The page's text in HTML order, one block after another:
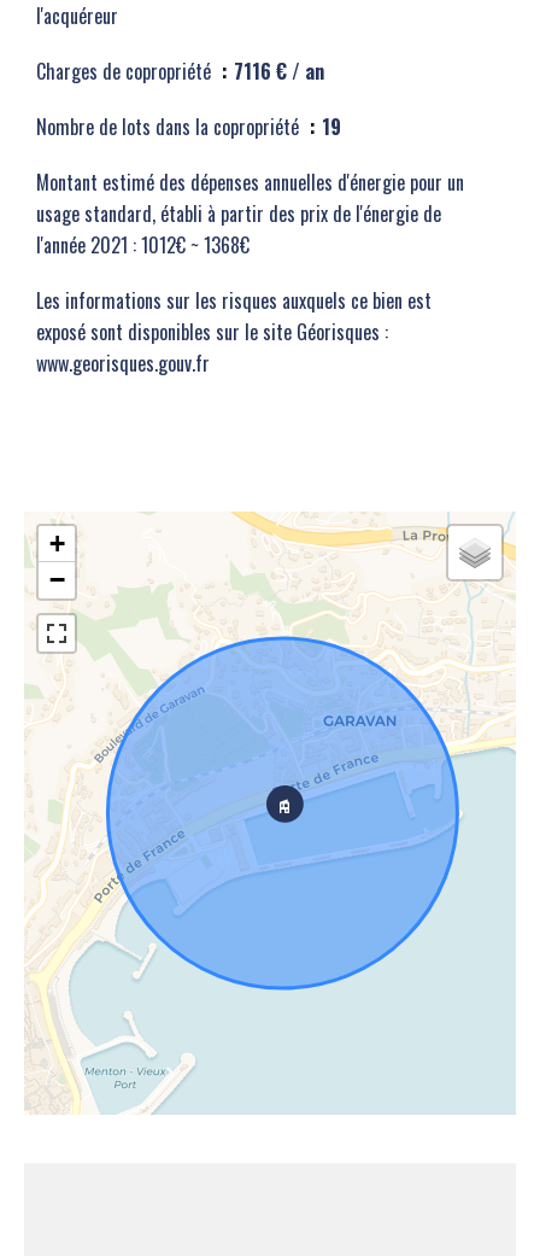
l'acquéreur
Charges de copropriété
7116 € / an
Nombre de lots dans la copropriété
19
Montant estimé des dépenses annuelles d'énergie pour un
usage standard, établi à partir des prix de l'énergie de
l'année 2021 : 1012€ ~ 1368€
Les informations sur les risques auxquels ce bien est
exposé sont disponibles sur le site Géorisques :
www.georisques.gouv.fr
+
−